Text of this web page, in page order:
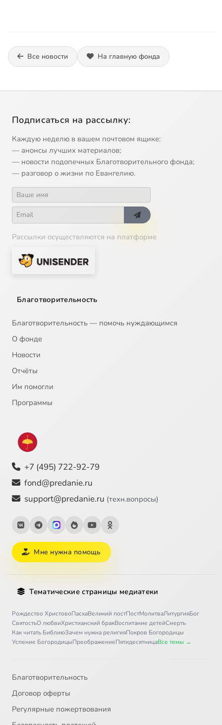
Все новости На главную фонда
Подписаться на рассылку:
Каждую неделю в вашем почтовом ящике:
— анонсы лучших материалов;
— новости подопечных Благотворительного фонда;
— разговор о жизни по Евангелию.
Рассылки осуществляются на платформе
Благотворительность
Благотворительность — помочь нуждающимся
О фонде
Новости
Отчёты
Им помогли
Программы
+7 (495) 722-92-79
fond@predanie.ru
support@predanie.ru (техн.вопросы)
Мне нужна помощь
Тематические страницы медиатеки
Рождество ХристовоПасхаВеликий постПостМолитваЛитургияБог
СвятостьО любвиХристианский бракВоспитание детейСмерть
Как читать БиблиюЗачем нужна религияПокров Богородицы
Успение БогородицыПреображениеПятидесятницаВсе темы →
Благотворительность
Договор оферты
Регулярные пожертвования